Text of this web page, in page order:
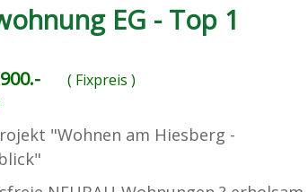
EG - Top 1
( Fixpreis )
"Wohnen am Hiesberg -